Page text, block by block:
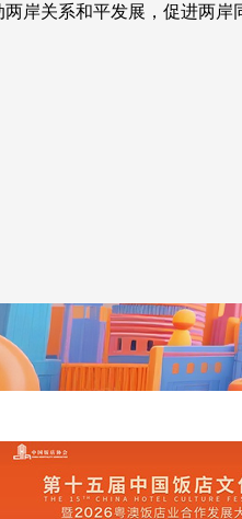
岸关系和平发展，促进两岸